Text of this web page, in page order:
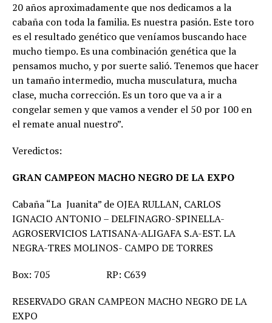
20 años aproximadamente que nos dedicamos a la
cabaña con toda la familia. Es nuestra pasión. Este toro
es el resultado genético que veníamos buscando hace
mucho tiempo. Es una combinación genética que la
pensamos mucho, y por suerte salió. Tenemos que hacer
un tamaño intermedio, mucha musculatura, mucha
clase, mucha corrección. Es un toro que va a ir a
congelar semen y que vamos a vender el 50 por 100 en
el remate anual nuestro”.
Veredictos:
GRAN CAMPEON MACHO NEGRO DE LA EXPO
Cabaña “La Juanita” de OJEA RULLAN, CARLOS
IGNACIO ANTONIO – DELFINAGRO-SPINELLA-
AGROSERVICIOS LATISANA-ALIGAFA S.A-EST. LA
NEGRA-TRES MOLINOS- CAMPO DE TORRES
Box: 705 RP: C639
RESERVADO GRAN CAMPEON MACHO NEGRO DE LA
EXPO